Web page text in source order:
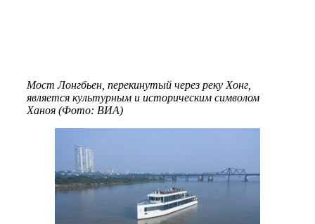
Мост Лонгбьен, перекинутый через реку Хонг,
является культурным и историческим символом
Ханоя (Фото: ВИА)